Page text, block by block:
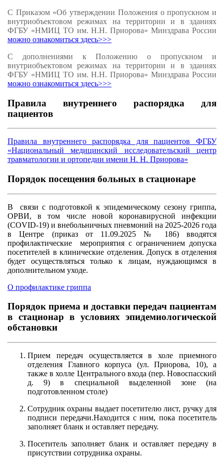
С Приказом «Об утверждении Положения о пропускном и
внутриобъектовом режимах на территории и в зданиях
ФГБУ «НМИЦ ТО им. Н.Н. Приорова» Минздрава России
можно ознакомиться здесь>>>
С дополнениями к Положению о пропускном и
внутриобъектовом режимах на территории и в зданиях
ФГБУ «НМИЦ ТО им. Н.Н. Приорова» Минздрава России
можно ознакомиться здесь>>>
Правила внутреннего распорядка для
пациентов
Правила внутреннего распорядка для пациентов ФГБУ
«Национальный медицинский исследовательский центр
травматологии и ортопедии имени Н. Н. Приорова»
Порядок посещения больных в стационаре
В связи с подготовкой к эпидемическому сезону гриппа,
ОРВИ, в том числе новой коронавирусной инфекции
(COVID-19) и внебольничных пневмоний на 2025-2026 года
в Центре (приказ от 11.09.2025 № 186) вводятся
профилактические мероприятия с ограничением допуска
посетителей в клинические отделения. Допуск в отделения
будет осуществляться только к лицам, нуждающимся в
дополнительном уходе.
О профилактике гриппа
Порядок приема и доставки передач пациентам
в стационар в условиях эпидемиологической
обстановки
Прием передач осуществляется в холе приемного
отделения Главного корпуса (ул. Приорова, 10), а
также в холле Центрального входа (пер. Новоспасский
д. 9) в специальной выделенной зоне (на
подготовленном столе)
Сотрудник охраны выдает посетителю лист, ручку для
подписи передачи.Находится с ним, пока посетитель
заполняет бланк и оставляет передачу.
Посетитель заполняет бланк и оставляет передачу в
присутствии сотрудника охраны.